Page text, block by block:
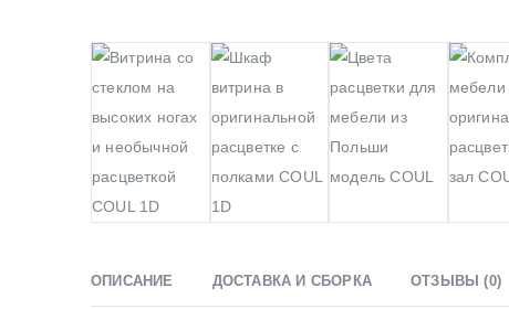
ОПИСАНИЕ ДОСТАВКА И СБОРКА ОТЗЫВЫ (0)